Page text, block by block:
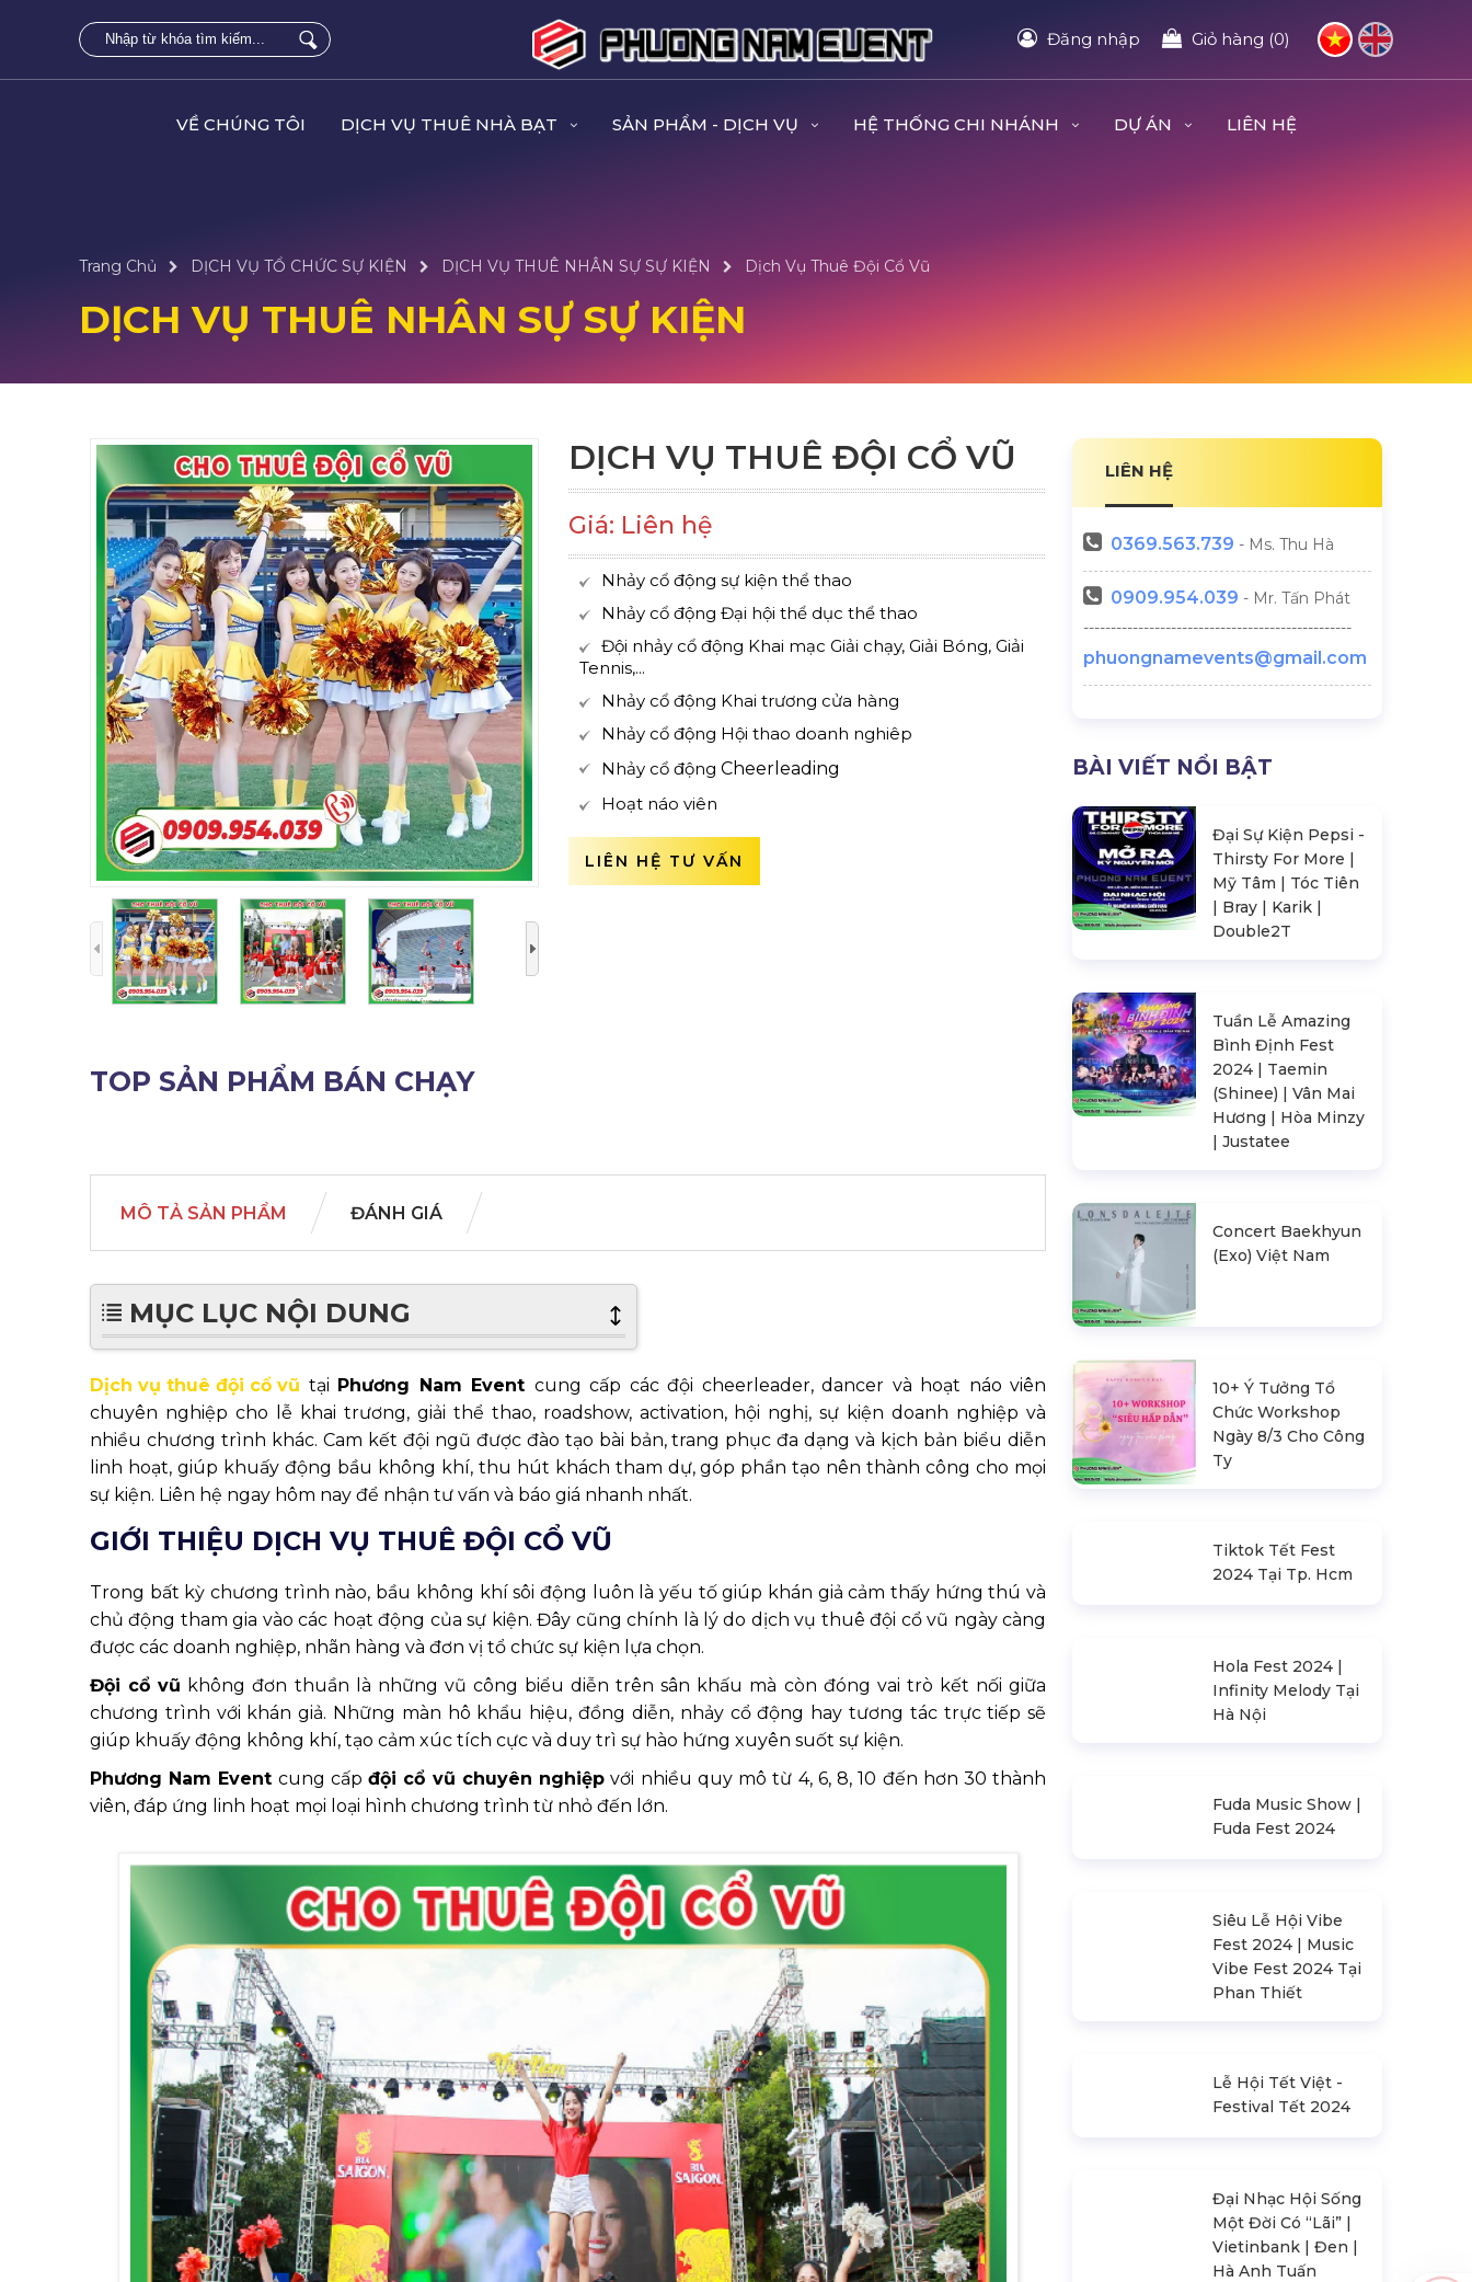
Đăng nhập Giỏ hàng (0)
VỀ CHÚNG TÔI DỊCH VỤ THUÊ NHÀ BẠT SẢN PHẨM - DỊCH VỤ HỆ THỐNG CHI NHÁNH DỰ ÁN LIÊN HỆ
Trang Chủ DỊCH VỤ TỔ CHỨC SỰ KIỆN DỊCH VỤ THUÊ NHÂN SỰ SỰ KIỆN Dịch Vụ Thuê Đội Cổ Vũ
DỊCH VỤ THUÊ NHÂN SỰ SỰ KIỆN
DỊCH VỤ THUÊ ĐỘI CỔ VŨ
Giá: Liên hệ
Nhảy cổ động sự kiện thể thao
Nhảy cổ động Đại hội thể dục thể thao
Đội nhảy cổ động Khai mạc Giải chạy, Giải Bóng, Giải
Tennis,...
Nhảy cổ động Khai trương cửa hàng
Nhảy cổ động Hội thao doanh nghiêp
Nhảy cổ động Cheerleading
Hoạt náo viên
LIÊN HỆ TƯ VẤN
TOP SẢN PHẨM BÁN CHẠY
MÔ TẢ SẢN PHẨM ĐÁNH GIÁ
MỤC LỤC NỘI DUNG
Dịch vụ thuê đội cổ vũ tại Phương Nam Event cung cấp các đội cheerleader, dancer và hoạt náo viên
chuyên nghiệp cho lễ khai trương, giải thể thao, roadshow, activation, hội nghị, sự kiện doanh nghiệp và
nhiều chương trình khác. Cam kết đội ngũ được đào tạo bài bản, trang phục đa dạng và kịch bản biểu diễn
linh hoạt, giúp khuấy động bầu không khí, thu hút khách tham dự, góp phần tạo nên thành công cho mọi
sự kiện. Liên hệ ngay hôm nay để nhận tư vấn và báo giá nhanh nhất.
GIỚI THIỆU DỊCH VỤ THUÊ ĐỘI CỔ VŨ
Trong bất kỳ chương trình nào, bầu không khí sôi động luôn là yếu tố giúp khán giả cảm thấy hứng thú và
chủ động tham gia vào các hoạt động của sự kiện. Đây cũng chính là lý do dịch vụ thuê đội cổ vũ ngày càng
được các doanh nghiệp, nhãn hàng và đơn vị tổ chức sự kiện lựa chọn.
Đội cổ vũ không đơn thuần là những vũ công biểu diễn trên sân khấu mà còn đóng vai trò kết nối giữa
chương trình với khán giả. Những màn hô khẩu hiệu, đồng diễn, nhảy cổ động hay tương tác trực tiếp sẽ
giúp khuấy động không khí, tạo cảm xúc tích cực và duy trì sự hào hứng xuyên suốt sự kiện.
Phương Nam Event cung cấpđội cổ vũ chuyên nghiệp với nhiều quy mô từ 4, 6, 8, 10 đến hơn 30 thành
viên, đáp ứng linh hoạt mọi loại hình chương trình từ nhỏ đến lớn.
LIÊN HỆ
0369.563.739 - Ms. Thu Hà
0909.954.039 - Mr. Tấn Phát
-------------------------------------------------
phuongnamevents@gmail.com
BÀI VIẾT NỔI BẬT
Đại Sự Kiện Pepsi -
Thirsty For More |
Mỹ Tâm | Tóc Tiên
| Bray | Karik |
Double2T
Tuần Lễ Amazing
Bình Định Fest
2024 | Taemin
(Shinee) | Vân Mai
Hương | Hòa Minzy
| Justatee
Concert Baekhyun
(Exo) Việt Nam
10+ Ý Tưởng Tổ
Chức Workshop
Ngày 8/3 Cho Công
Ty
Tiktok Tết Fest
2024 Tại Tp. Hcm
Hola Fest 2024 |
Phan Thiết
Festival Tết 2024